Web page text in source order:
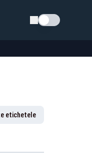
Schimba tema
etichetele